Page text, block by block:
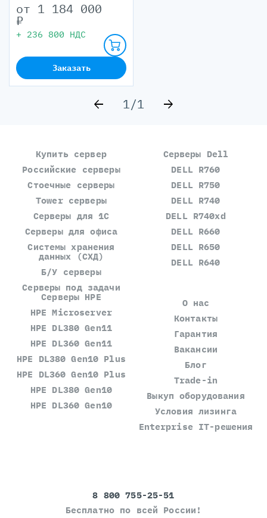
от 1 184 000
₽
+ 236 800 НДС
Заказать
1/1
Купить сервер
Российские серверы
Стоечные серверы
Tower серверы
Серверы для 1С
Серверы для офиса
Системы хранения
данных (СХД)
Б/У серверы
Серверы под задачи
Серверы Dell
DELL R760
DELL R750
DELL R740
DELL R740xd
DELL R660
DELL R650
DELL R640
Серверы HPE
HPE Microserver
HPE DL380 Gen11
HPE DL360 Gen11
HPE DL380 Gen10 Plus
HPE DL360 Gen10 Plus
HPE DL380 Gen10
HPE DL360 Gen10
О нас
Контакты
Гарантия
Вакансии
Блог
Trade-in
Выкуп оборудования
Условия лизинга
Enterprise IT-решения
8 800 755-25-51
Бесплатно по всей России!